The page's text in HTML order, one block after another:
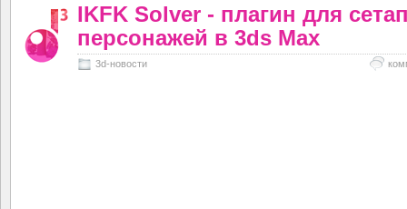
IKFK Solver - плагин для
персонажей в 3ds Max
3d-новости